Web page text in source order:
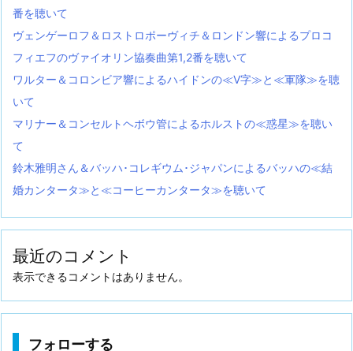
番を聴いて
ヴェンゲーロフ＆ロストロポーヴィチ＆ロンドン響によるプロコ
フィエフのヴァイオリン協奏曲第1,2番を聴いて
ワルター＆コロンビア響によるハイドンの≪V字≫と≪軍隊≫を聴
いて
マリナー＆コンセルトヘボウ管によるホルストの≪惑星≫を聴い
て
鈴木雅明さん＆バッハ･コレギウム･ジャパンによるバッハの≪結
婚カンタータ≫と≪コーヒーカンタータ≫を聴いて
最近のコメント
表示できるコメントはありません。
フォローする